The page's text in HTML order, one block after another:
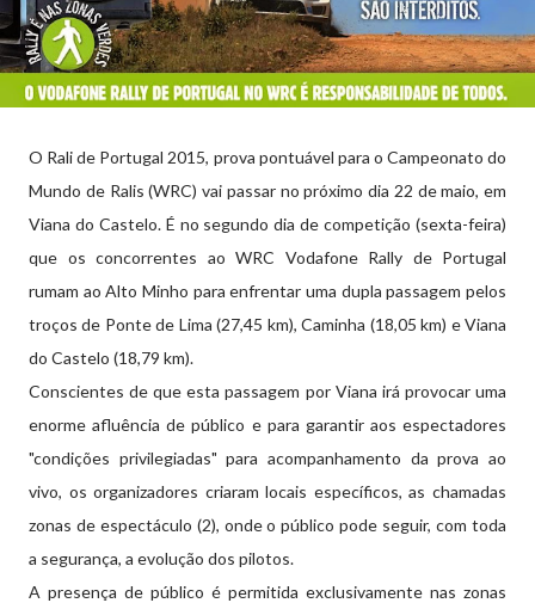
O Rali de Portugal 2015, prova pontuável para o Campeonato do
Mundo de Ralis (WRC) vai passar no próximo dia 22 de maio, em
Viana do Castelo. É no segundo dia de competição (sexta-feira)
que os concorrentes ao WRC Vodafone Rally de Portugal
rumam ao Alto Minho para enfrentar uma dupla passagem pelos
troços de Ponte de Lima (27,45 km), Caminha (18,05 km) e Viana
do Castelo (18,79 km).
Conscientes de que esta passagem por Viana irá provocar uma
enorme afluência de público e para garantir aos espectadores
"condições privilegiadas" para acompanhamento da prova ao
vivo, os organizadores criaram locais específicos, as chamadas
zonas de espectáculo (2), onde o público pode seguir, com toda
a segurança, a evolução dos pilotos.
A presença de público é permitida exclusivamente nas zonas